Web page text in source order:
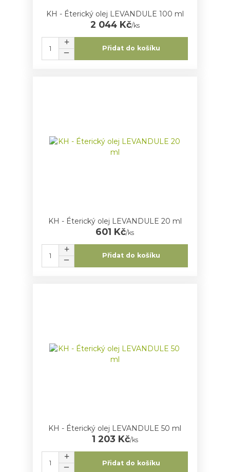
KH - Éterický olej LEVANDULE 100 ml
2 044 Kč/ks
Přidat do košíku
KH - Éterický olej LEVANDULE 20 ml
601 Kč/ks
Přidat do košíku
KH - Éterický olej LEVANDULE 50 ml
1 203 Kč/ks
Přidat do košíku